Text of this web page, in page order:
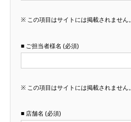
※ この項目はサイトには掲載されません。
■ ご担当者様名 (必須)
※ この項目はサイトには掲載されません。
■ 店舗名 (必須)